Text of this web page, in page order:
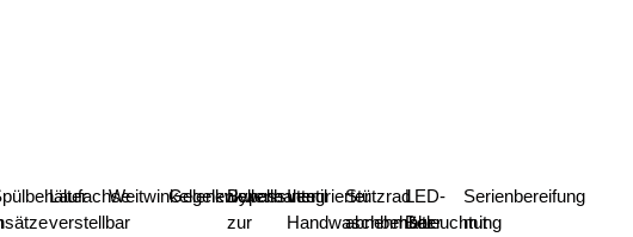
Laufachse
verstellbar
Weitwinkelgelenkwelle
Gelenkwellenhalter
Bypassventil
zur
Integrierter
Handwaschbehälter
Stützrad
abnehmbar
LED-
Beleuchtung
Serienbereifung
mit